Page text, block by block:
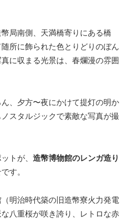
局南側、天満橋寄りにある橋
所に飾られた色とりどりのぼん
に収まる光景は、春爛漫の雰囲
、夕方〜夜にかけて提灯の明か
スタルジックで素敵な写真が撮
トが、 造幣博物館のレンガ造り
す。
明治時代築の旧造幣寮火力発電
八重桜が咲き誇り、レトロな赤